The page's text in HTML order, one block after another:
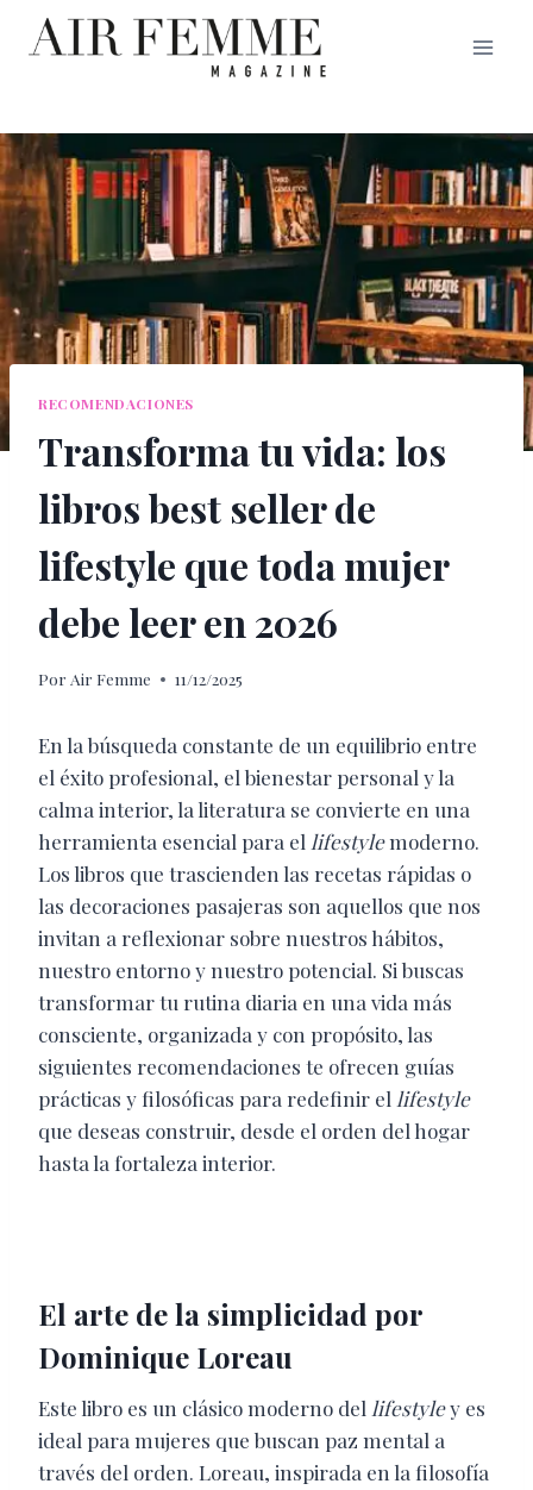
Saltar
RECOMENDACIONES
Transforma tu vida: los
libros best seller de
lifestyle que toda mujer
debe leer en 2026
Por Air Femme 11/12/2025
En la búsqueda constante de un equilibrio entre
el éxito profesional, el bienestar personal y la
calma interior, la literatura se convierte en una
herramienta esencial para el lifestylemoderno.
Los libros que trascienden las recetas rápidas o
las decoraciones pasajeras son aquellos que nos
invitan a reflexionar sobre nuestros hábitos,
nuestro entorno y nuestro potencial. Si buscas
transformar tu rutina diaria en una vida más
consciente, organizada y con propósito, las
siguientes recomendaciones te ofrecen guías
prácticas y filosóficas para redefinir el lifestyle
que deseas construir, desde el orden del hogar
hasta la fortaleza interior.
El arte de la simplicidad por
Dominique Loreau
Este libro es un clásico moderno del lifestyley es
ideal para mujeres que buscan paz mental a
través del orden. Loreau, inspirada en la filosofía